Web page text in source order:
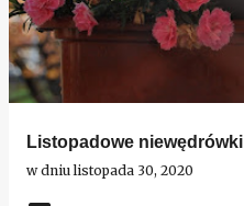
y
Listopadowe niewędrówki
w dniulistopada 30, 2020